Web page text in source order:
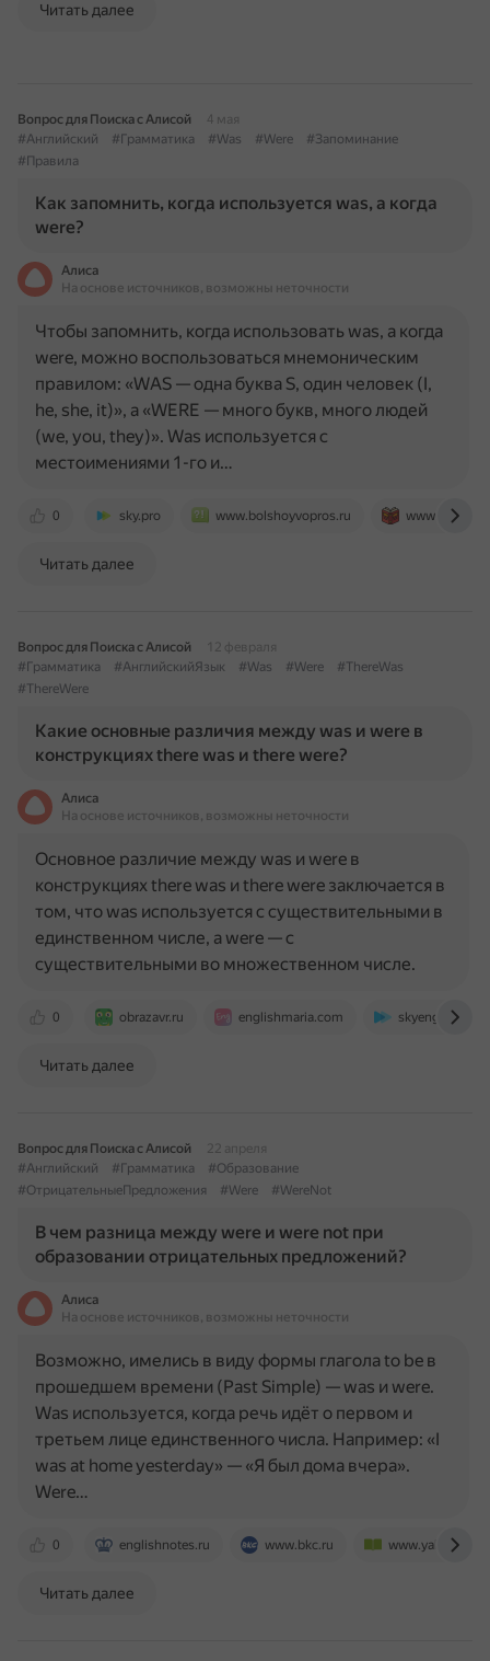
Читать далее
Вопрос для Поиска с Алисой
4 мая
#Английский
#Грамматика #Was #Were
#Запоминание
#Правила
Как запомнить, когда используется was, а когда
were?
Алиса
На основе источников, возможны неточности
0 sky.pro www.bolshoyvopros.ru www.tests-
Чтобы запомнить, когда использовать was, а когда
were, можно воспользоваться мнемоническим
правилом: «WAS — одна буква S, один человек (I,
he, she, it)», а «WERE — много букв, много людей
(we, you, they)». Was используется с
местоимениями 1-го и…
Читать далее
Вопрос для Поиска с Алисой
12 февраля
#Грамматика
#АнглийскийЯзык #Was #Were
#ThereWas
#ThereWere
Какие основные различия между was и were в
конструкциях there was и there were?
Алиса
На основе источников, возможны неточности
0 obrazavr.ru englishmaria.com skyeng.ru
Основное различие между was и were в
конструкциях there was и there were заключается в
том, что was используется с существительными в
единственном числе, а were — с
существительными во множественном числе.
Читать далее
Вопрос для Поиска с Алисой
22 апреля
#Английский
#Грамматика
#Образование
#ОтрицательныеПредложения
#Were #WereNot
В чем разница между were и were not при
образовании отрицательных предложений?
Алиса
На основе источников, возможны неточности
0 englishnotes.ru www.bkc.ru www.yaklass.ru
Возможно, имелись в виду формы глагола to be в
прошедшем времени (Past Simple) — was и were.
Was используется, когда речь идёт о первом и
третьем лице единственного числа. Например: «I
was at home yesterday» — «Я был дома вчера».
Were…
Читать далее